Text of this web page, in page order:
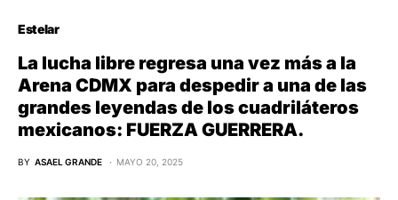
Estelar
La lucha libre regresa una vez más a la
Arena CDMX para despedir a una de las
grandes leyendas de los cuadriláteros
mexicanos: FUERZA GUERRERA.
BY ASAEL GRANDE MAYO 20, 2025